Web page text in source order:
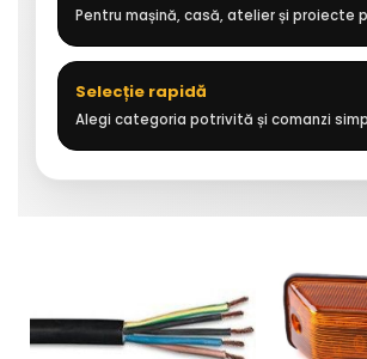
Pentru mașină, casă, atelier și proiecte
Selecție rapidă
Alegi categoria potrivită și comanzi